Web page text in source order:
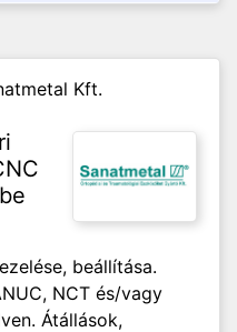
Kft.
beállítása.
NCT és/vagy
Átállások,